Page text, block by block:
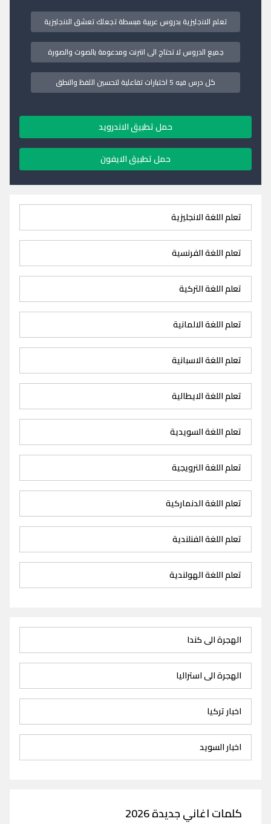
تعلم الانجليزية بدروس عربية مبسطة تجعلك تعشق الانجليزية
جميع الدروس لا تحتاج الى انترنت ومدعومة بالصوت والصورة
كل درس فيه 5 اختبارات تفاعلية لتحسين اللفظ والنطق
حمل تطبيق الاندرويد
حمل تطبيق الايفون
تعلم اللغة الانجليزية
تعلم اللغة الفرنسية
تعلم اللغة التركية
تعلم اللغة الالمانية
تعلم اللغة الاسبانية
تعلم اللغة الايطالية
تعلم اللغة السويدية
تعلم اللغة النرويجية
تعلم اللغة الدنماركية
تعلم اللغة الفنلندية
تعلم اللغة الهولندية
الهجرة الى كندا
الهجرة الى استراليا
اخبار تركيا
اخبار السويد
كلمات اغاني جديدة 2026